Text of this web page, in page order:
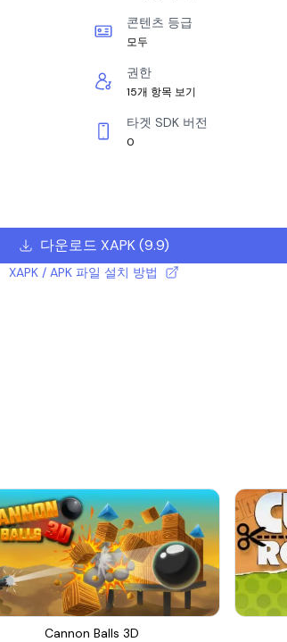
콘텐츠 등급
모두
권한
15개 항목 보기
타겟 SDK 버전
0
다운로드 XAPK(9.9)
XAPK / APK 파일 설치 방법
Cannon Balls 3D